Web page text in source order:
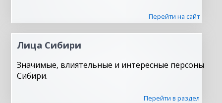
Перейти на сайт
Лица Сибири
Значимые, влиятельные и интересные персоны
Сибири.
Перейти в раздел